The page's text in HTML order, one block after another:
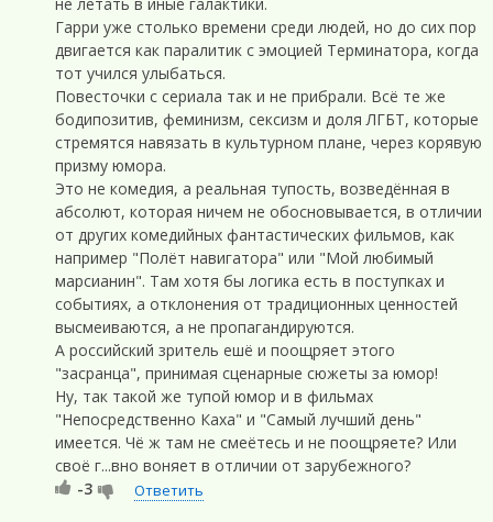
Гарри уже столько времени среди людей, но до сих пор
двигается как паралитик с эмоцией Терминатора, когда
тот учился улыбаться.
Повесточки с сериала так и не прибрали. Всё те же
бодипозитив, феминизм, сексизм и доля ЛГБТ, которые
стремятся навязать в культурном плане, через корявую
призму юмора.
Это не комедия, а реальная тупость, возведённая в
абсолют, которая ничем не обосновывается, в отличии
от других комедийных фантастических фильмов, как
например "Полёт навигатора" или "Мой любимый
марсианин". Там хотя бы логика есть в поступках и
событиях, а отклонения от традиционных ценностей
высмеиваются, а не пропагандируются.
А российский зритель ешё и поощряет этого
"засранца", принимая сценарные сюжеты за юмор!
Ну, так такой же тупой юмор и в фильмах
"Непосредственно Каха" и "Самый лучший день"
имеется. Чё ж там не смеётесь и не поощряете? Или
своё г...вно воняет в отличии от зарубежного?
-3
Ответить